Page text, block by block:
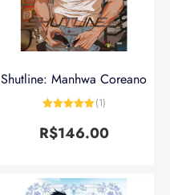
Shutline: Manhwa Coreano
de 5
(1)
R$146.00